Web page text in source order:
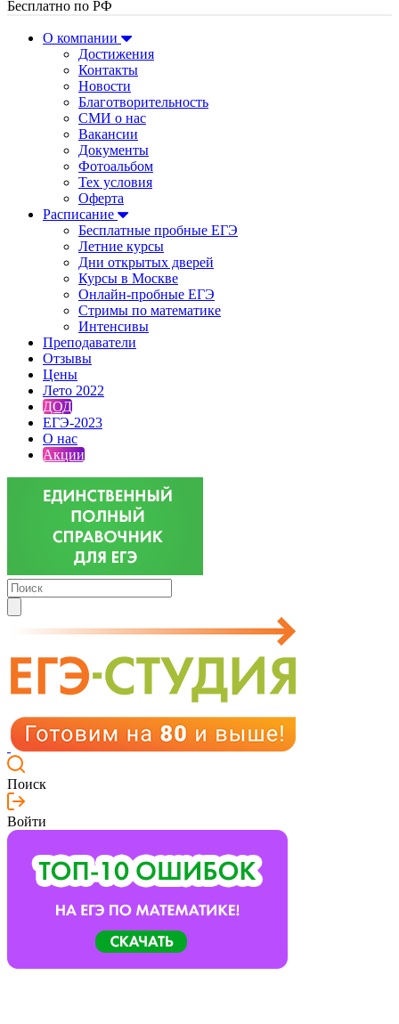
Бесплатно по РФ
О компании
Достижения
Контакты
Новости
Благотворительность
СМИ о нас
Вакансии
Документы
Фотоальбом
Тех условия
Оферта
Расписание
Бесплатные пробные ЕГЭ
Летние курсы
Дни открытых дверей
Курсы в Москве
Онлайн-пробные ЕГЭ
Стримы по математике
Интенсивы
Преподаватели
Отзывы
Цены
Лето 2022
ДОД
ЕГЭ-2023
О нас
Акции
Поиск
Войти